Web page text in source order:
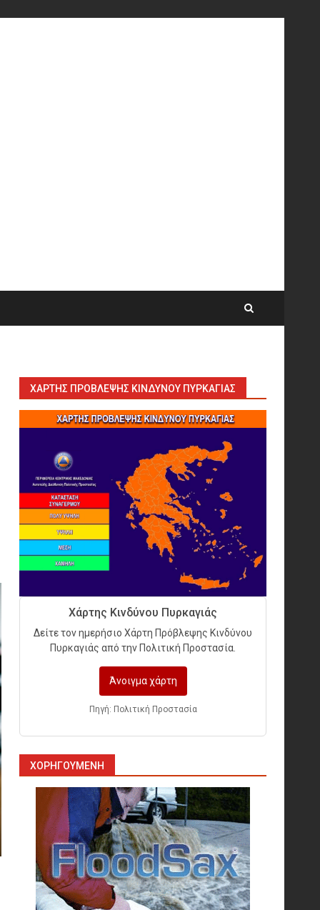
ΧΆΡΤΗΣ ΠΡΌΒΛΕΨΗΣ ΚΙΝΔΎΝΟΥ ΠΥΡΚΑΓΙΆΣ
Χάρτης Κινδύνου Πυρκαγιάς
Δείτε τον ημερήσιο Χάρτη Πρόβλεψης Κινδύνου
Πυρκαγιάς από την Πολιτική Προστασία.
Άνοιγμα χάρτη
Πηγή: Πολιτική Προστασία
ΧΟΡΗΓΟΎΜΕΝΗ
6
Εκπαιδεύουμε για να
εκπαιδεύσουμε ή για να
αλλάξουμε ζωές;
7
Sprinklers: Ο «αόρατος
φύλακας άγγελος» πάνω από
το κεφάλι μας
Η ελαφρότητα της τεχνικής
ασφάλειας στην Ελλάδα (ΥΑΕ)
Safety: Why Emergency
Response and HSE Must Be
Operated as One
10
10 συχνά λάθη σε
περιορισμένους χώρους που
οδηγούν σε ατύχημα